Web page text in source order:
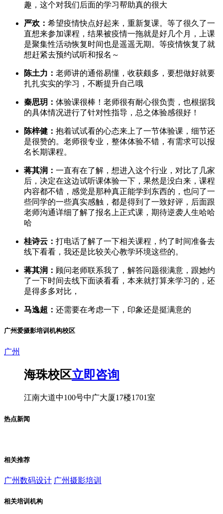
趣，这个对我们后面的学习帮助真的很大
严欢： 希望疫情快点好起来，重新复课。等了很久了一
直想来参加课程，结果被疫情一拖就是好几个月，上课
是聚集性活动恢复时间也是遥遥无期。等疫情恢复了就
想赶紧去预约试听和报名～
陈土力： 老师讲的通俗易懂，收获颇多，要想做好就要
扎扎实实的学习，不断提升自己哦
秦思玥： 体验课很棒！老师很有耐心很负责，也根据我
的具体情况进行了针对性指导，总之体验感很好！
陈梓健： 抱着试试看的心态来上了一节体验课，细节还
是很赞的。老师很专业，整体体验不错，有需求可以报
名长期课程。
蒋其润： 一直有在了解，想进入这个行业，对比了几家
后，决定在这边试听课体验一下，果然是没白来，课程
内容都不错，感觉是那种真正能学到东西的，也问了一
些同学的一些真实感触，都是得到了一致好评，后面跟
老师沟通详细了解了报名上正式课，期待逆袭人生哈哈
哈
桂诗云： 打电话了解了一下相关课程，约了时间准备去
线下看看，我还是比较关心教学环境这些的。
蒋其润： 顾问老师联系我了，解答问题很满意，跟她约
了一下时间去线下面谈看看，本来就打算来学习的，还
是得多多对比，
马逸超： 还需要在考虑一下，印象还是挺满意的
广州爱摄影培训机构校区
广州
海珠校区立即咨询
江南大道中100号中广大厦17楼1701室
热点新闻
相关推荐
广州数码设计 广州摄影培训
相关培训机构